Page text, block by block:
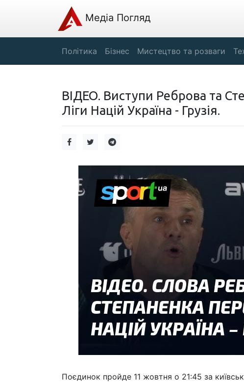
Медіа Погляд
Політика Бізнес Мистецтво та розваги
ВІДЕО. Виступи Реброва та
Ліги Націй Україна - Грузія.
Поєдинок пройде 11 жовтня о 21:45 за